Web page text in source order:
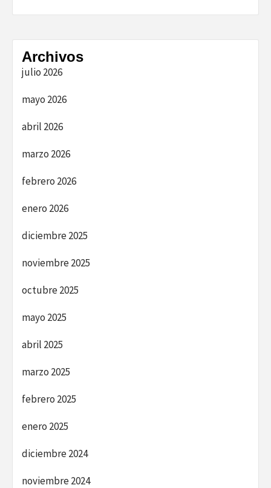
Archivos
julio 2026
mayo 2026
abril 2026
marzo 2026
febrero 2026
enero 2026
diciembre 2025
noviembre 2025
octubre 2025
mayo 2025
abril 2025
marzo 2025
febrero 2025
enero 2025
diciembre 2024
noviembre 2024